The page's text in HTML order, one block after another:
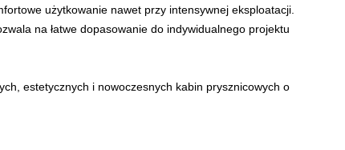
użytkowanie nawet przy intensywnej eksploatacji.
na łatwe dopasowanie do indywidualnego projektu
estetycznych i nowoczesnych kabin prysznicowych o